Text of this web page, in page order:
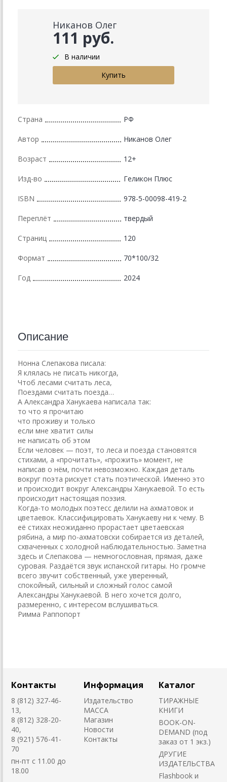
Никанов Олег
111 руб.
В наличии
Страна РФ
Автор Никанов Олег
Возраст 12+
Изд-во Геликон Плюс
ISBN 978-5-00098-419-2
Переплёт твердый
Страниц 120
Формат 70*100/32
Год 2024
Описание
Нонна Слепакова писала:
Я клялась не писать никогда,
Чтоб лесами считать леса,
Поездами считать поезда…
А Александра Ханукаева написала так:
то что я прочитаю
что проживу и только
если мне хватит силы
не написать об этом
Если человек — поэт, то леса и поезда становятся
стихами, а «прочитать», «прожить» момент, не
написав о нём, почти невозможно. Каждая деталь
вокруг поэта рискует стать поэтической. Именно это
и происходит вокруг Александры Ханукаевой. То есть
происходит настоящая поэзия.
Когда-то молодых поэтесс делили на ахматовок и
цветаевок. Классифицировать Ханукаеву ни к чему. В
её стихах неожиданно прорастает цветаевская
рябина, а мир по-ахматовски собирается из деталей,
схваченных с холодной наблюдательностью. Заметна
здесь и Слепакова — немногословная, прямая, даже
суровая. Раздаётся звук испанской гитары. Но громче
всего звучит собственный, уже уверенный,
спокойный, сильный и сложный голос самой
Александры Ханукаевой. В него хочется долго,
размеренно, с интересом вслушиваться.
Римма Раппопорт
Контакты
8 (812) 327-46-
13,
8 (812) 328-20-
40,
8 (921) 576-41-
70
пн-пт с 11.00 до
18.00
Информация
Издательство
MACCA
Магазин
Новости
Контакты
Каталог
ТИРАЖНЫЕ
КНИГИ
BOOK-ON-
DEMAND (под
заказ от 1 экз.)
ДРУГИЕ
ИЗДАТЕЛЬСТВА
Flashbook и